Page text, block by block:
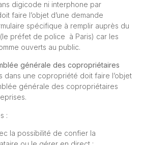
digicode ni interphone par
faire l’objet d’une demande
spécifique à remplir auprès du
préfet de police à Paris) car les
ouverts au public.
générale des copropriétaires
dans une copropriété doit faire l’objet
générale des copropriétaires
:
la possibilité de confier la